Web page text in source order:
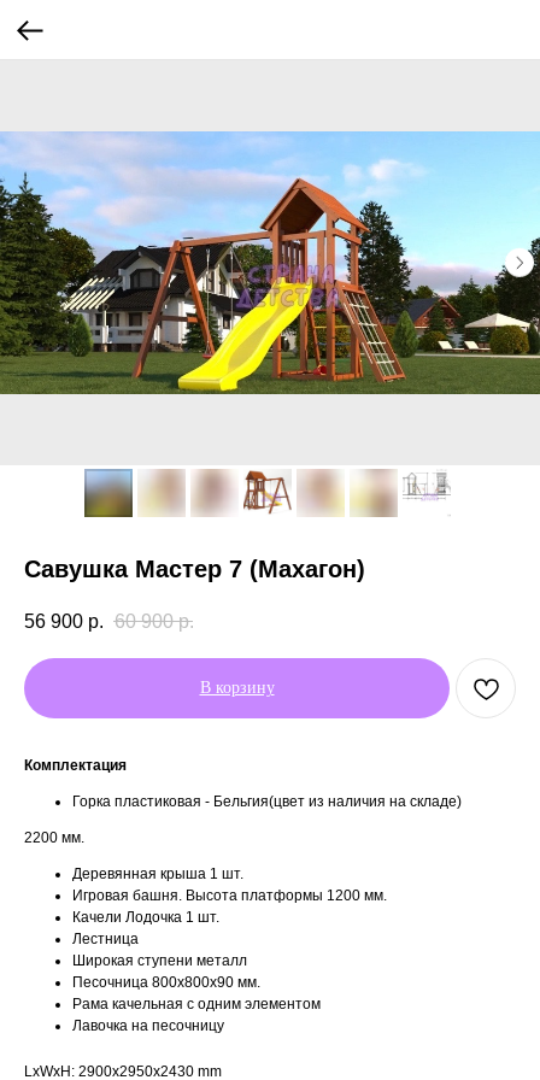
Савушка Мастер 7 (Махагон)
56 900 р. 60 900 р.
В корзину
Комплектация
Горка пластиковая - Бельгия(цвет из наличия на складе)
2200 мм.
Деревянная крыша 1 шт.
Игровая башня. Высота платформы 1200 мм.
Качели Лодочка 1 шт.
Лестница
Широкая ступени металл
Песочница 800х800х90 мм.
Рама качельная с одним элементом
Лавочка на песочницу
LxWxH: 2900x2950x2430 mm